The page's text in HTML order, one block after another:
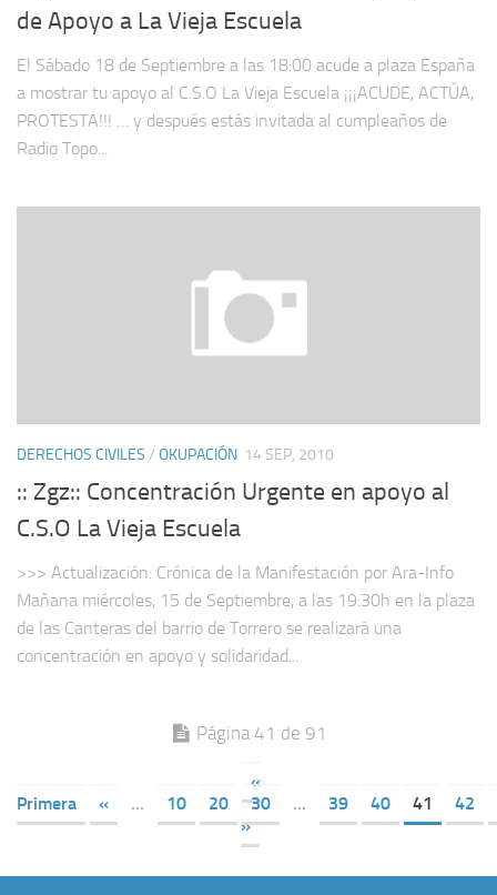
de Apoyo a La Vieja Escuela
El Sábado 18 de Septiembre a las 18:00 acude a plaza España
a mostrar tu apoyo al C.S.O La Vieja Escuela ¡¡¡ACUDE, ACTÚA,
PROTESTA!!! … y después estás invitada al cumpleaños de
Radio Topo...
DERECHOS CIVILES / OKUPACIÓN 14 SEP, 2010
:: Zgz:: Concentración Urgente en apoyo al
C.S.O La Vieja Escuela
>>> Actualización: Crónica de la Manifestación por Ara-Info
Mañana miércoles, 15 de Septiembre, a las 19:30h en la plaza
de las Canteras del barrio de Torrero se realizará una
concentración en apoyo y solidaridad...
Página 41 de 91
«
Primera
« ... 10 20 30 ... 39 40 41
42
»